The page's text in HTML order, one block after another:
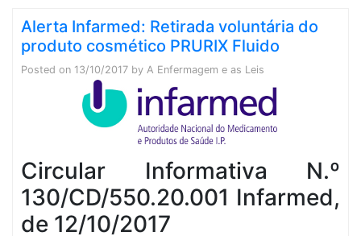
Alerta Infarmed: Retirada voluntária do
produto cosmético PRURIX Fluido
Posted on 13/10/2017 by A Enfermagem e as Leis
Circular Informativa N.º
130/CD/550.20.001 Infarmed,
de 12/10/2017